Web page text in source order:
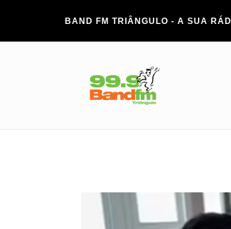
BAND FM TRIÂNGULO - A SUA